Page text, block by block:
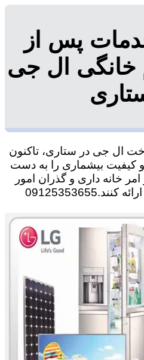
پس از
خانگی ال جی
ال جی در ستاری، تاکنون
و کیفیت بیشماری را به دست
خانه داری و گذران امور
زندگی، کمک های فراوانی ارائه کنند.09125353655